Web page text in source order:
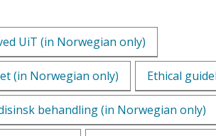
UiT (in Norwegian only)
(in Norwegian only) Ethical
behandling (in Norwegian only)